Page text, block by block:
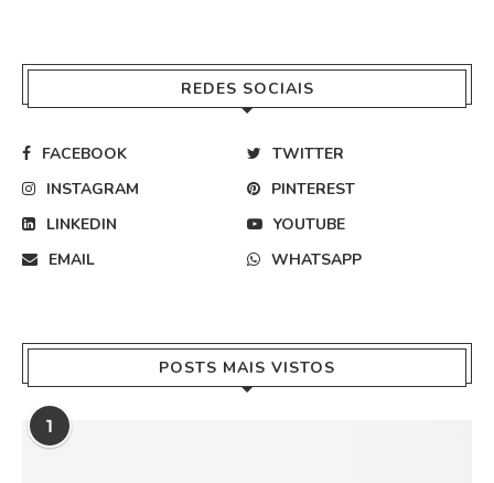
REDES SOCIAIS
FACEBOOK
TWITTER
INSTAGRAM
PINTEREST
LINKEDIN
YOUTUBE
EMAIL
WHATSAPP
POSTS MAIS VISTOS
1